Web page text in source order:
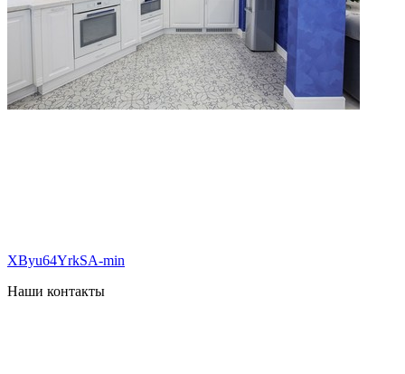
XByu64YrkSA-min
Наши контакты